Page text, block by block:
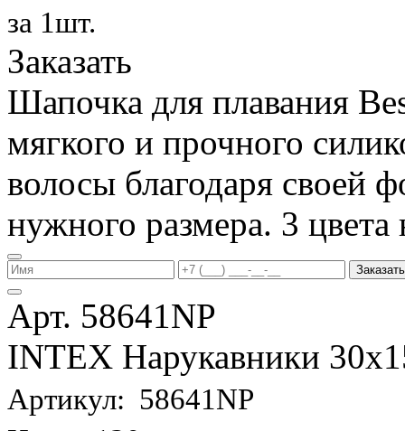
за 1шт.
Заказать
Шапочка для плавания
мягкого и прочного
волосы благодаря своей
нужного размера. 3
Заказать
Арт. 58641NP
INTEX Нарукавники
Артикул: 58641NP